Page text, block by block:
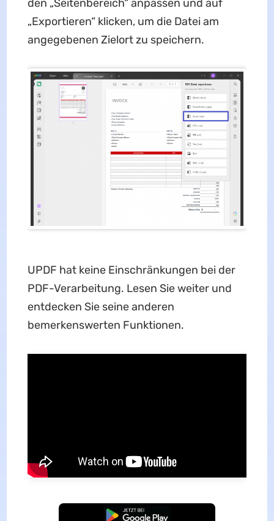
den „Seitenbereich“ anpassen und auf
„Exportieren“ klicken, um die Datei am
angegebenen Zielort zu speichern.
UPDF hat keine Einschränkungen bei der
PDF-Verarbeitung. Lesen Sie weiter und
entdecken Sie seine anderen
bemerkenswerten Funktionen.
Kostenloser Download